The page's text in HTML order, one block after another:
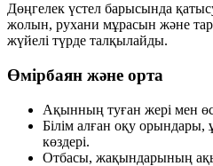
Дөңгелек үстел барысында
жолын, рухани мұрасын және
жүйелі түрде талқылайды.
Өмірбаян және орта
Ақынның туған жері мен
Білім алған оқу орындары,
көздері.
Отбасы, жақындарының